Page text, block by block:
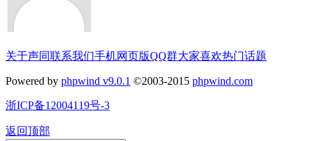
关于声同联系我们手机网页版QQ群大家喜欢热门话题
Powered by phpwind v9.0.1 ©2003-2015 phpwind.com
浙ICP备12004119号-3
返回顶部